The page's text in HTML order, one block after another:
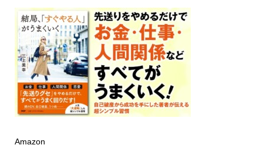
Amazon